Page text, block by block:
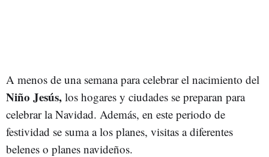
A menos de una semana para celebrar el nacimiento del
Niño Jesús, los hogares y ciudades se preparan para
celebrar la Navidad. Además, en este periodo de
festividad se suma a los planes, visitas a diferentes
belenes o planes navideños.